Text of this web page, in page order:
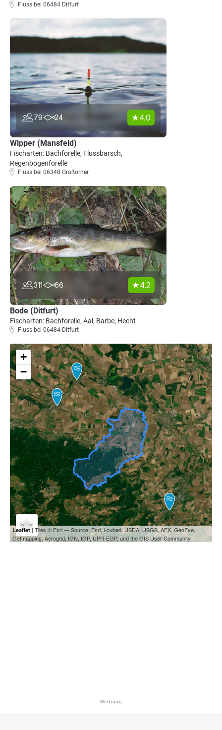
Fluss bei 06484 Ditfurt
79 24 4.0
Wipper (Mansfeld)
Fischarten: Bachforelle, Flussbarsch,
Regenbogenforelle
Fluss bei 06348 Großörner
311 66 4.2
Bode (Ditfurt)
Fischarten: Bachforelle, Aal, Barbe, Hecht
Fluss bei 06484 Ditfurt
+
−
Leaflet| Tiles © Esri — Source: Esri, i-cubed, USDA, USGS, AEX, GeoEye,
Getmapping, Aerogrid, IGN, IGP, UPR-EGP, and the GIS User Community
Werbung